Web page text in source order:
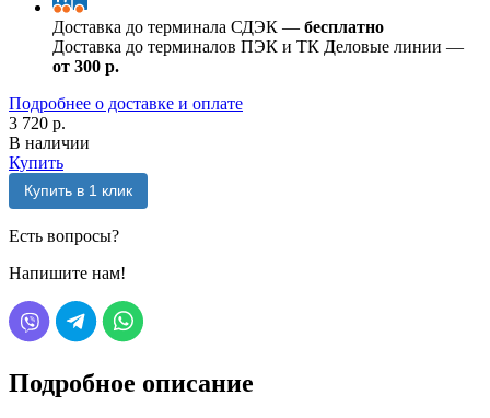
Доставка до терминала СДЭК — бесплатно
Доставка до терминалов ПЭК и ТК Деловые линии —
от 300 р.
Подробнее о доставке и оплате
3 720 р.
В наличии
Купить
Купить в 1 клик
Есть вопросы?
Напишите нам!
Подробное описание